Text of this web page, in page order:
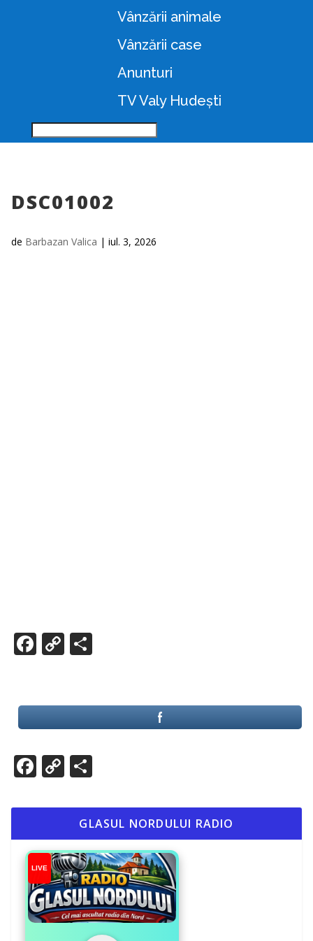
Vânzării animale
Vânzării case
Anunturi
TV Valy Hudești
DSC01002
de Barbazan Valica | iul. 3, 2026
Facebook
CopyPartajează
Facebook
CopyPartajează
GLASUL NORDULUI RADIO
LIVE